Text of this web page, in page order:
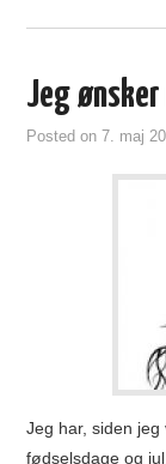
Jeg
Posted on 7. maj
Jeg har, siden
fødselsdage og